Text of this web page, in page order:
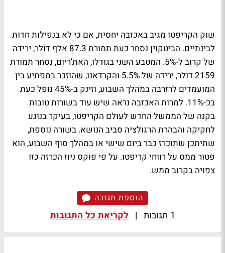
שוק הקריפטו מגיב באכזבה יחסית, אם כי לא בנפילות חדות
לבינתיים. הביטקוין נסחר כעת תמורת 87.3 אלף דולר, ירידה
של קרוב ל-5%. המטבע השני בגודלו, האת'ריום, נסחר תמורת
2159 דולר, ירידה של 5.5% והקרדאנו, שהוזכר במפתיע בין
המועמדים לרזרבה במהלך השבוע, וזינק ב-45% נופל כעת
בכ-11%. למרות האכזבה נראה שיש עוד בשורות טובות
בקנה של הממשל החדש לעולם הקריפטו, בעיקר בנוגע
לחקיקה והבהרת הרגולציה סביב הנושא. בשורה נוספת,
שתיתכן שתוכרז כבר ביום שישי או במהלך סוף השבוע, הוא
פטור ממס על רווחי קריפטו. על פי פוקס ניוז הכרזה כזו
צפויה בקרוב ממש.
הוספת תגובה
1 תגובות | לקריאת כל התגובות